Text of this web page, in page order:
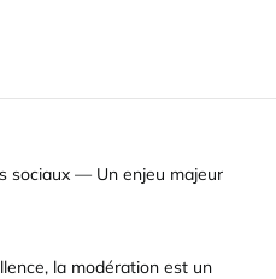
sociaux — Un enjeu majeur
la modération est un